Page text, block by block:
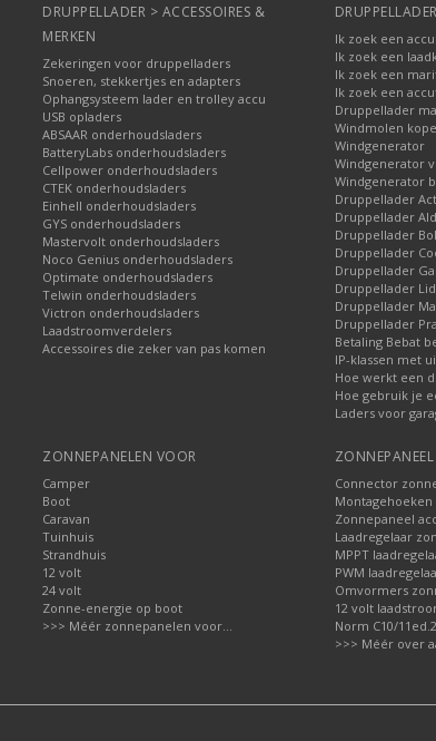
DRUPPELLADER > ACCESSOIRES &
MERKEN
Zekeringen voor druppelladers
Snoeren, stekkertjes en adapters
Ophangsysteem lader en trolley accu
USB opladers
ABSAAR onderhoudsladers
BatteryLabs onderhoudsladers
Cellpower onderhoudsladers
CTEK onderhoudsladers
Einhell onderhoudsladers
GYS onderhoudsladers
Mastervolt onderhoudsladers
Noco Genius onderhoudsladers
Optimate onderhoudsladers
Telwin onderhoudsladers
Victron onderhoudsladers
Laadstroomverdelers
Accessoires die zeker van pas komen
Ik zoek een
Ik zoek een
Ik zoek een
Ik zoek een
Druppellader
Windmolen
Windgenerator
Windgenerator
Windgenerator
Druppellader
Druppellader
Druppellader
Druppellader
Druppellader
Druppellader
Druppellader
Druppellader
Betaling Bebat
IP-klassen met
Hoe werkt een
Hoe gebruik je
Laders voor
ZONNEPANELEN VOOR
Camper
Boot
Caravan
Tuinhuis
Strandhuis
12 volt
24 volt
Zonne-energie op boot
>>> Méér zonnepanelen voor...
Connector
Zonnepaneel
Laadregelaar
MPPT
PWM
Omvormers
12 volt
Norm C10/
>>> Méér over